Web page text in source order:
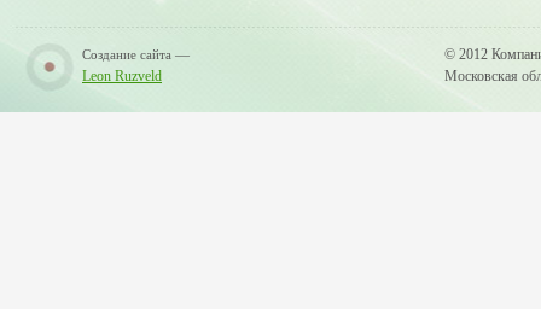
Создание сайта —
Leon Ruzveld
© 2012
Московская